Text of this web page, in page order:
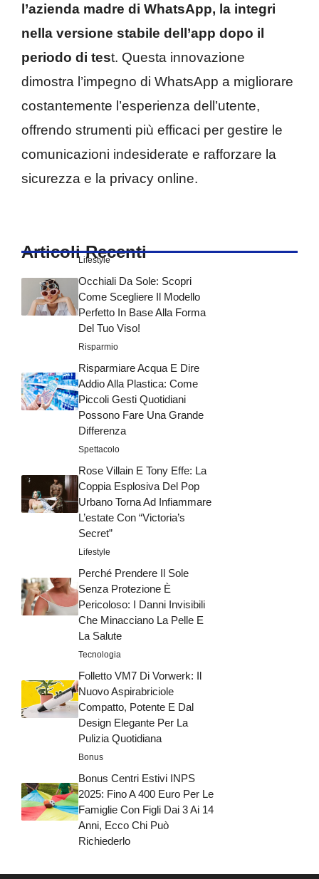
l’azienda madre di WhatsApp, la integri
nella versione stabile dell’app dopo il
periodo di test. Questa innovazione
dimostra l’impegno di WhatsApp a migliorare
costantemente l’esperienza dell’utente,
offrendo strumenti più efficaci per gestire le
comunicazioni indesiderate e rafforzare la
sicurezza e la privacy online.
Articoli Recenti
Lifestyle
Occhiali Da Sole: Scopri
Come Scegliere Il Modello
Perfetto In Base Alla Forma
Del Tuo Viso!
Risparmio
Risparmiare Acqua E Dire
Addio Alla Plastica: Come
Piccoli Gesti Quotidiani
Possono Fare Una Grande
Differenza
Spettacolo
Rose Villain E Tony Effe: La
Coppia Esplosiva Del Pop
Urbano Torna Ad Infiammare
L’estate Con “Victoria’s
Secret”
Lifestyle
Perché Prendere Il Sole
Senza Protezione È
Pericoloso: I Danni Invisibili
Che Minacciano La Pelle E
La Salute
Tecnologia
Folletto VM7 Di Vorwerk: Il
Nuovo Aspirabriciole
Compatto, Potente E Dal
Design Elegante Per La
Pulizia Quotidiana
Bonus
Bonus Centri Estivi INPS
2025: Fino A 400 Euro Per Le
Famiglie Con Figli Dai 3 Ai 14
Anni, Ecco Chi Può
Richiederlo